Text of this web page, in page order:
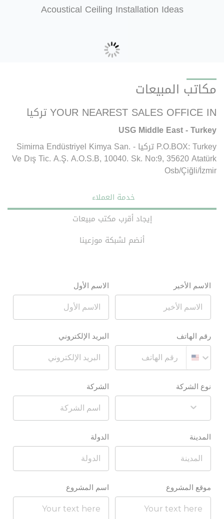
Acoustical Ceiling Installation Ideas
مكاتب المبيعات
YOUR NEAREST SALES OFFICE IN تركيا
USG Middle East - Turkey
P.O.BOX: Turkey تركيا - Simirna Endüstriyel Kimya San.
Ve Dış Tic. A.Ş. A.O.S.B, 10040. Sk. No:9, 35620 Atatürk
Osb/Çiğli/İzmir
خدمة العملاء
إيجاد أقرب مكتب مبيعات
أنضم لشبكة موزعينا
الاسم الأول الاسم الأخير
البريد الإلكتروني رقم الهاتف
الشركة نوع الشركة
الدولة المدينة
اسم المشروع موقع المشروع